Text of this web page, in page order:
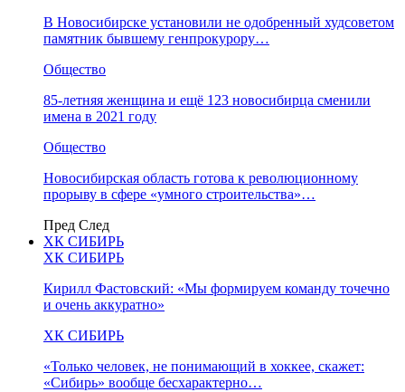
В Новосибирске установили не одобренный худсоветом
памятник бывшему генпрокурору…
Общество
85-летняя женщина и ещё 123 новосибирца сменили
имена в 2021 году
Общество
Новосибирская область готова к революционному
прорыву в сфере «умного строительства»…
Пред След
ХК СИБИРЬ
ХК СИБИРЬ
Кирилл Фастовский: «Мы формируем команду точечно
и очень аккуратно»
ХК СИБИРЬ
«Только человек, не понимающий в хоккее, скажет:
«Сибирь» вообще бесхарактерно…